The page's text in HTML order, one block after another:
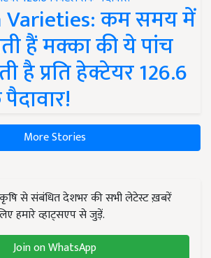
Varieties: कम समय में
हैं मक्का की ये पांच
है प्रति हेक्टेयर 126.6
More Stories
से संबंधित देशभर की सभी लेटेस्ट ख़बरें
हमारे व्हाट्सएप से जुड़ें.
Join on WhatsApp